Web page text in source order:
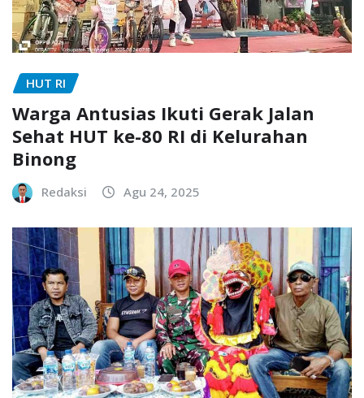
HUT RI
Warga Antusias Ikuti Gerak Jalan
Sehat HUT ke-80 RI di Kelurahan
Binong
Redaksi Agu 24, 2025